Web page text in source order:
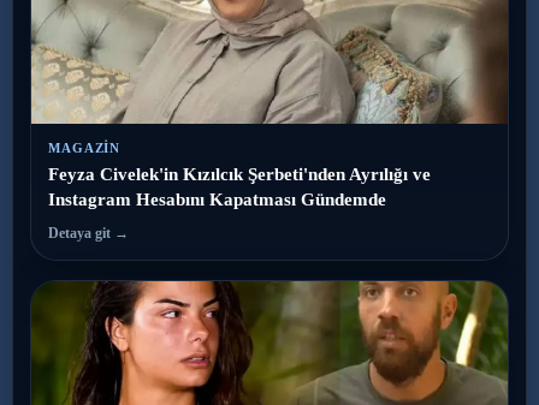
MAGAZIN
Feyza Civelek'in Kızılcık Şerbeti'nden Ayrılığı ve
Instagram Hesabını Kapatması Gündemde
Detaya git →